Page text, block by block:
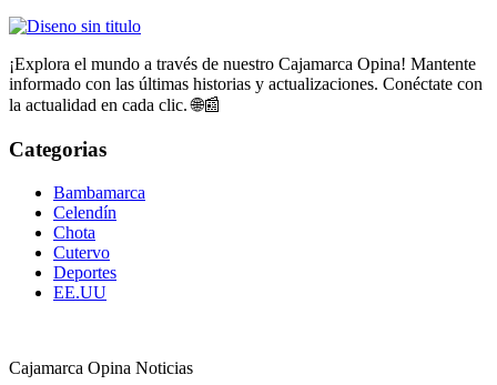
¡Explora el mundo a través de nuestro Cajamarca Opina! Mantente
informado con las últimas historias y actualizaciones. Conéctate con
la actualidad en cada clic. 🌐📰
Categorias
Bambamarca
Celendín
Chota
Cutervo
Deportes
EE.UU
Cajamarca Opina Noticias